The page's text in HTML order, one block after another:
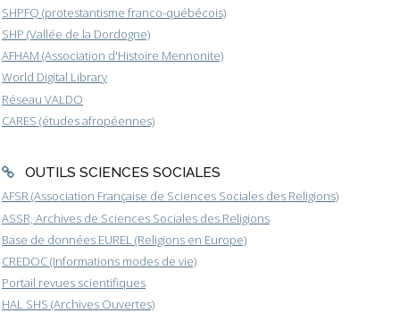
SHPFQ (protestantisme franco-québécois)
SHP (Vallée de la Dordogne)
AFHAM (Association d'Histoire Mennonite)
World Digital Library
Réseau VALDO
CARES (études afropéennes)
OUTILS SCIENCES SOCIALES
AFSR (Association Française de Sciences Sociales des Religions)
ASSR, Archives de Sciences Sociales des Religions
Base de données EUREL (Religions en Europe)
CREDOC (Informations modes de vie)
Portail revues scientifiques
HAL SHS (Archives Ouvertes)